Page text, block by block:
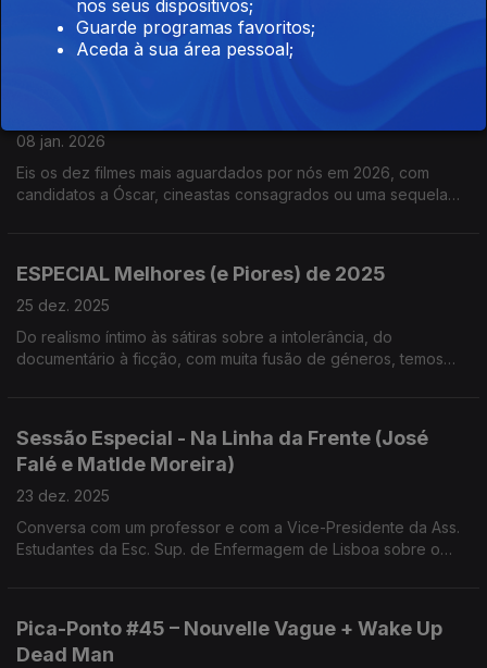
O novo filme de Lynne Ramsay sobre parentalidades
atribuladas e o momento da temporada de prémios, rumo aos
Óscares. Temos ainda o regresso de The Pitt e o pré-
08 jan. 2026
Eis os dez filmes mais aguardados por nós em 2026, com
candidatos a Óscar, cineastas consagrados ou uma sequela
ESPECIAL Melhores (e Piores) de 2025
25 dez. 2025
Do realismo íntimo às sátiras sobre a intolerância, do
documentário à ficção, com muita fusão de géneros, temos
Sessão Especial - Na Linha da Frente (José
Falé e Matlde Moreira)
23 dez. 2025
Conversa com um professor e com a Vice-Presidente da Ass.
Estudantes da Esc. Sup. de Enfermagem de Lisboa sobre o
Pica-Ponto #45 – Nouvelle Vague + Wake Up
Dead Man
nos seus dispositivos;
Guarde programas favoritos;
Aceda à sua área pessoal;